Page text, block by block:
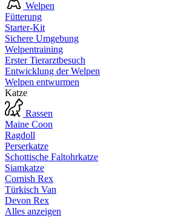
Welpen
Fütterung
Starter-Kit
Sichere Umgebung
Welpentraining
Erster Tierarztbesuch
Entwicklung der Welpen
Welpen entwurmen
Katze
Rassen
Maine Coon
Ragdoll
Perserkatze
Schottische Faltohrkatze
Siamkatze
Cornish Rex
Türkisch Van
Devon Rex
Alles anzeigen